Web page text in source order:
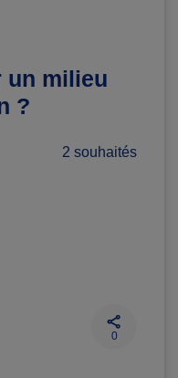
un milieu
?
2 souhaités
0